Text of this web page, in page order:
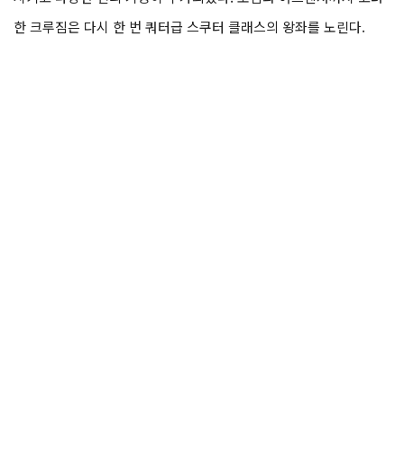
한 크루짐은 다시 한 번 쿼터급 스쿠터 클래스의 왕좌를 노린다.